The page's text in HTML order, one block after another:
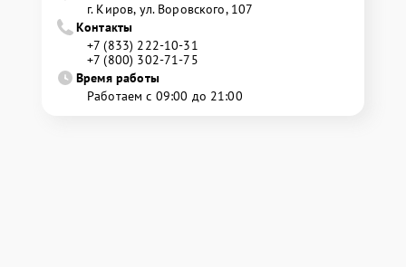
г. Киров, ул. Воровского, 107
Контакты
+7 (833) 222-10-31
+7 (800) 302-71-75
Время работы
Работаем с 09:00 до 21:00